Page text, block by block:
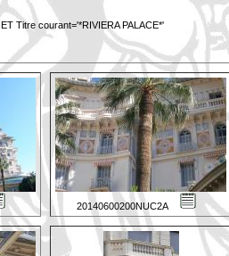
ET Titre courant='*RIVIERA PALACE*'
20140600200NUC2A